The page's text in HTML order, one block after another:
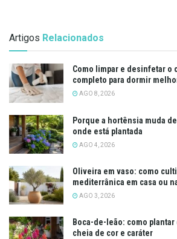
Artigos Relacionados
Como limpar e desinfetar o
completo para dormir
AGO 8, 2026
Porque a hortênsia muda
onde está plantada
AGO 4, 2026
Oliveira em vaso: como
mediterrânica em casa ou
AGO 3, 2026
Boca-de-leão: como
cheia de cor e caráter